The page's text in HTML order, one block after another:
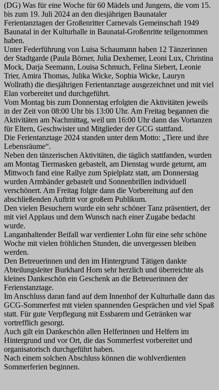
(DG) Was für eine Woche für 60 Mädels und Jungens, die vom 15.
bis zum 19. Juli 2024 an den diesjährigen Baunataler
Ferientanztagen der Großenritter Carnevals Gemeinschaft 1949
Baunatal in der Kulturhalle in Baunatal-Großenritte teilgenommen
haben.
Unter Federführung von Luisa Schaumann haben 12 Tänzerinnen
der Stadtgarde (Paula Börner, Julia Dexhemer, Leoni Lux, Christina
Mock, Darja Seemann, Louisa Schmuch, Felina Siebert, Leonie
Trier, Amira Thomas, Julika Wicke, Sophia Wicke, Lauryn
Wollrath) die diesjährigen Ferientanztage ausgezeichnet und mit viel
Elan vorbereitet und durchgeführt.
Vom Montag bis zum Donnerstag erfolgten die Aktivitäten jeweils
in der Zeit von 08:00 Uhr bis 13:00 Uhr. Am Freitag begannen die
Aktivitäten am Nachmittag, weil um 16:00 Uhr dann das Vortanzen
für Eltern, Geschwister und Mitglieder der GCG stattfand.
Die Ferientanztage 2024 standen unter dem Motto: „Tiere und ihre
Lebensräume“.
Neben den tänzerischen Aktivitäten, die täglich stattfanden, wurden
am Montag Tiermasken gebastelt, am Dienstag wurde geturnt, am
Mittwoch fand eine Rallye zum Spielplatz statt, am Donnerstag
wurden Armbänder gebastelt und Sonnenbrillen individuell
verschönert. Am Freitag folgte dann die Vorbereitung auf den
abschließenden Auftritt vor großem Publikum.
Den vielen Besuchern wurde ein sehr schöner Tanz präsentiert, der
mit viel Applaus und dem Wunsch nach einer Zugabe bedacht
wurde.
Langanhaltender Beifall war verdienter Lohn für eine sehr schöne
Woche mit vielen fröhlichen Stunden, die unvergessen bleiben
werden.
Den Betreuerinnen und den im Hintergrund Tätigen dankte
Abteilungsleiter Burkhard Horn sehr herzlich und überreichte als
kleines Dankeschön ein Geschenk an die Betreuerinnen der
Ferienstanztage.
Im Anschluss daran fand auf dem Innenhof der Kulturhalle dann das
GCG-Sommerfest mit vielen spannenden Gesprächen und viel Spaß
statt. Für gute Verpflegung mit Essbarem und Getränken war
vortrefflich gesorgt.
Auch gilt ein Dankeschön allen Helferinnen und Helfern im
Hintergrund und vor Ort, die das Sommerfest vorbereitet und
organisatorisch durchgeführt haben.
Nach einem solchen Abschluss können die wohlverdienten
Sommerferien beginnen.